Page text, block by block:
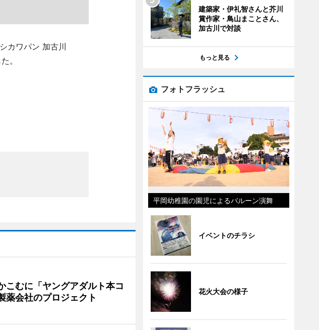
カワパン 加古川
。
こむに「ヤングアダルト本コ
会社のプロジェクト
建築家・伊礼智さんと芥川
賞作家・鳥山まことさん、
加古川で対談
もっと見る
フォトフラッシュ
平岡幼稚園の園児によるバルーン演舞
イベントのチラシ
花火大会の様子